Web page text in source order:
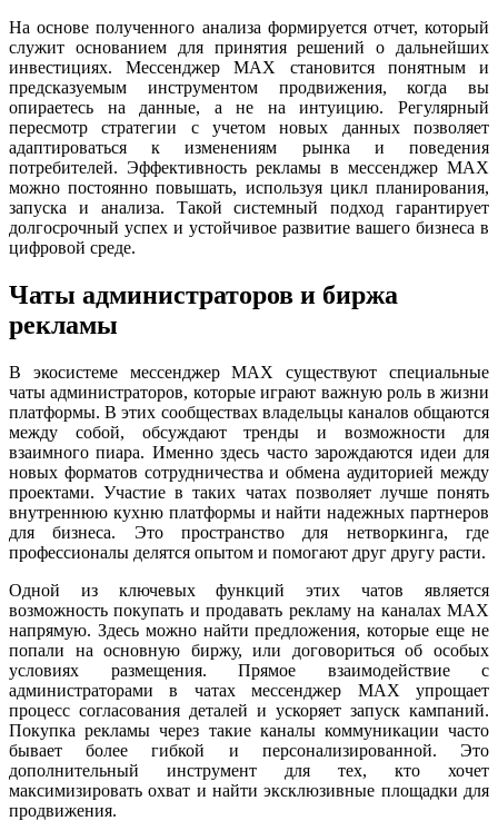
На основе полученного анализа формируется отчет, который
служит основанием для принятия решений о дальнейших
инвестициях. Мессенджер MAX становится понятным и
предсказуемым инструментом продвижения, когда вы
опираетесь на данные, а не на интуицию. Регулярный
пересмотр стратегии с учетом новых данных позволяет
адаптироваться к изменениям рынка и поведения
потребителей. Эффективность рекламы в мессенджер MAX
можно постоянно повышать, используя цикл планирования,
запуска и анализа. Такой системный подход гарантирует
долгосрочный успех и устойчивое развитие вашего бизнеса в
цифровой среде.
Чаты администраторов и биржа
рекламы
В экосистеме мессенджер MAX существуют специальные
чаты администраторов, которые играют важную роль в жизни
платформы. В этих сообществах владельцы каналов общаются
между собой, обсуждают тренды и возможности для
взаимного пиара. Именно здесь часто зарождаются идеи для
новых форматов сотрудничества и обмена аудиторией между
проектами. Участие в таких чатах позволяет лучше понять
внутреннюю кухню платформы и найти надежных партнеров
для бизнеса. Это пространство для нетворкинга, где
профессионалы делятся опытом и помогают друг другу расти.
Одной из ключевых функций этих чатов является
возможность покупать и продавать рекламу на каналах MAX
напрямую. Здесь можно найти предложения, которые еще не
попали на основную биржу, или договориться об особых
условиях размещения. Прямое взаимодействие с
администраторами в чатах мессенджер MAX упрощает
процесс согласования деталей и ускоряет запуск кампаний.
Покупка рекламы через такие каналы коммуникации часто
бывает более гибкой и персонализированной. Это
дополнительный инструмент для тех, кто хочет
максимизировать охват и найти эксклюзивные площадки для
продвижения.